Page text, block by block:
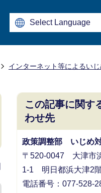
インターネット等によるい
この記事に関す
わせ先
政策調整部 いじめ
〒520-0047 大津市
1-1 明日都浜大津2
電話番号：077-528-